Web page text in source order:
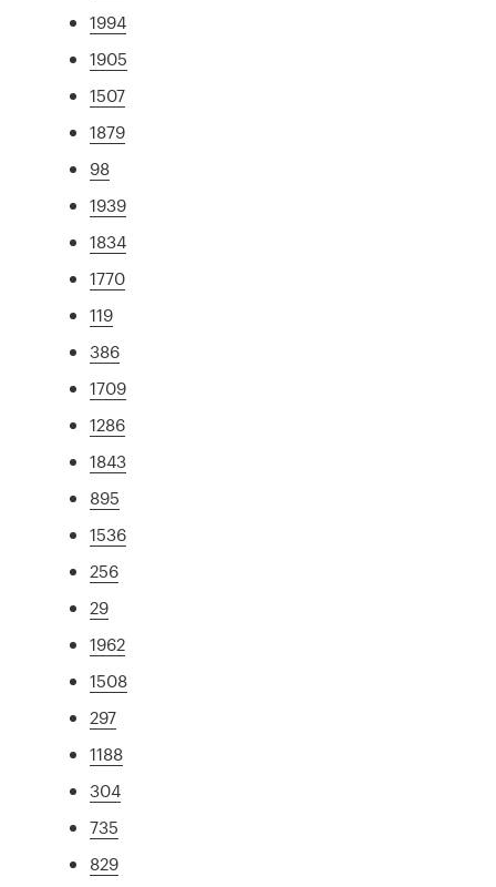
1994
1905
1507
1879
98
1939
1834
1770
119
386
1709
1286
1843
895
1536
256
29
1962
1508
297
1188
304
735
829